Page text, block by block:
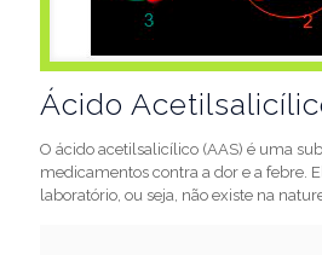
Ácido
O ácido acetilsalicílico (AAS) é uma
medicamentos contra a dor e a febre.
laboratório, ou seja, não existe na